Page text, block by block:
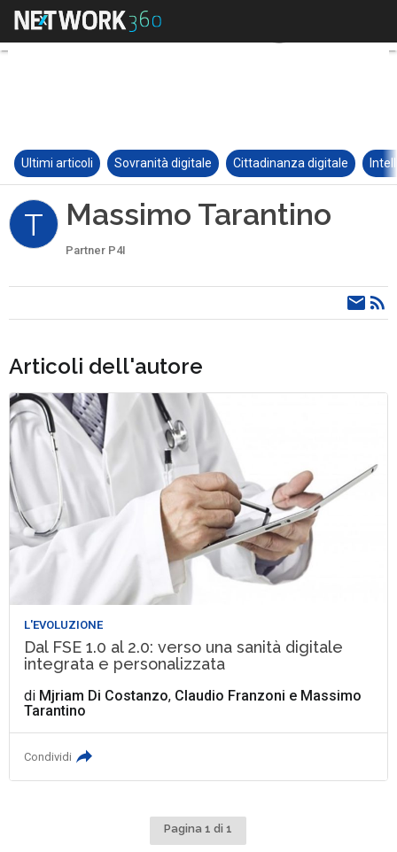
Ultimi articoli Sovranità digitale Cittadinanza digitale
T Massimo Tarantino
Partner P4I
Articoli dell'autore
L'EVOLUZIONE
Dal FSE 1.0 al 2.0: verso una sanità digitale
integrata e personalizzata
di Mjriam Di Costanzo, Claudio Franzoni e Massimo
Tarantino
Condividi
Pagina 1 di 1